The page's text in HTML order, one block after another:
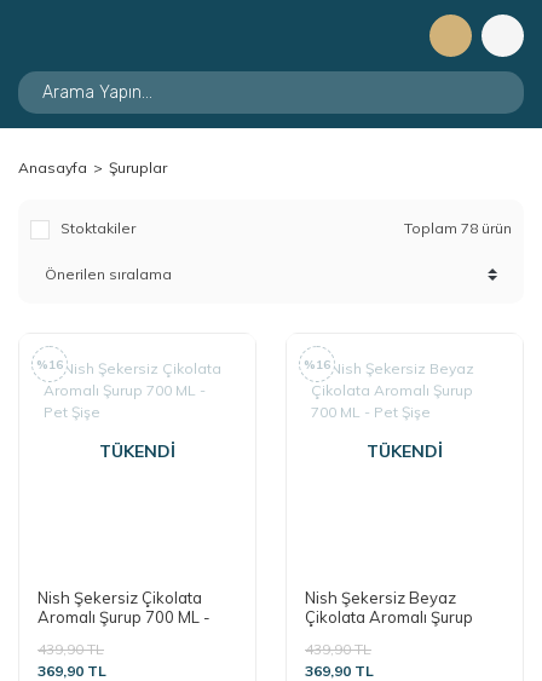
Anasayfa Şuruplar
Stoktakiler Toplam 78 ürün
%16
TÜKENDİ
Nish Şekersiz Çikolata
Aromalı Şurup 700 ML -
439,90 TL
369,90 TL
%16
TÜKENDİ
Nish Şekersiz Beyaz
Çikolata Aromalı Şurup
439,90 TL
369,90 TL